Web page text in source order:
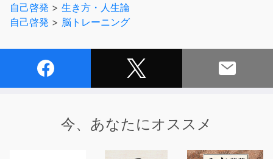
あなたは最近、何に感動しましたか？
感動することほど、人を変えることはありません。
を、現代の脳科学が証明しています。
自己啓発 > 生き方・人生論
自己啓発 > 脳トレーニング
今、あなたにオススメ